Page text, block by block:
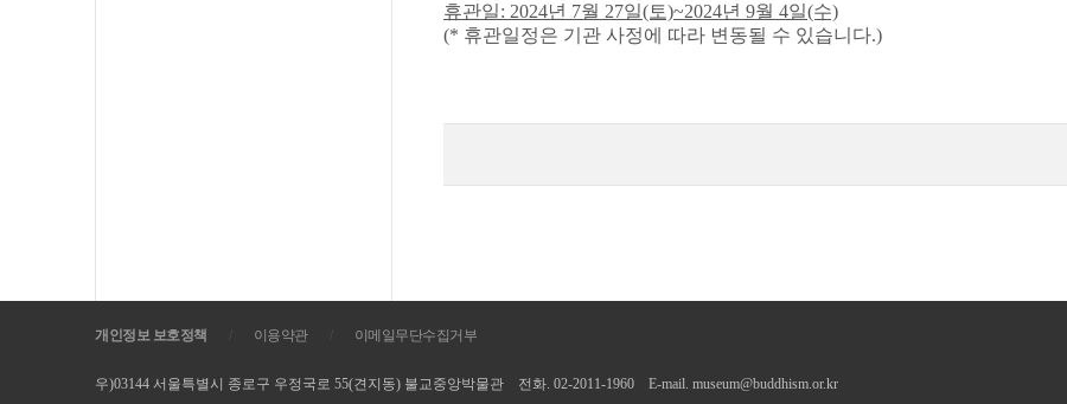
휴관일: 2024년 7월 27일(토)~2024년 9월 4일(수)
(* 휴관일정은 기관 사정에 따라 변동될 수 있습니다.)
개인정보 보호정책 이용약관 이메일무단수집거부
우)03144 서울특별시 종로구 우정국로 55(견지동) 불교중앙박물관 전화. 02-2011-1960 E-mail. museum@buddhism.or.kr